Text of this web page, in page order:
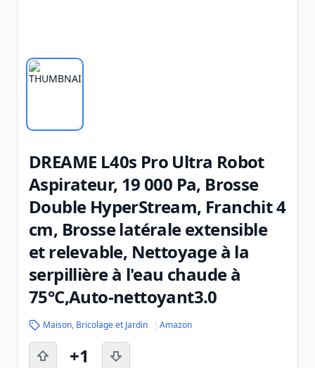
DREAME L40s Pro Ultra Robot
Aspirateur, 19 000 Pa, Brosse
Double HyperStream, Franchit 4
cm, Brosse latérale extensible
et relevable, Nettoyage à la
serpillière à l'eau chaude à
75°C,Auto-nettoyant3.0
Maison, Bricolage et Jardin Amazon
+1